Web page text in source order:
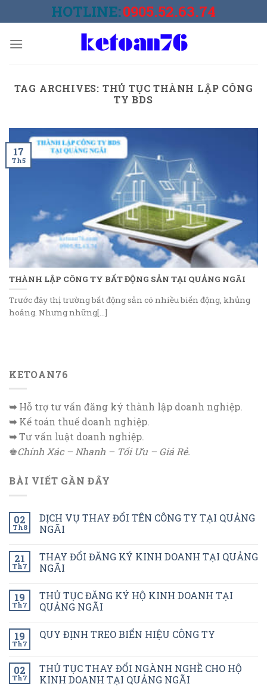
to
HOTLINE:0905.52.63.74
TAG ARCHIVES: THỦ TỤC THÀNH LẬP CÔNG
TY BDS
THÀNH LẬP CÔNG TY BẤT ĐỘNG SẢN TẠI QUẢNG NGÃI
Trước đây thị trường bất động sản có nhiều biến động, khủng
hoảng. Nhưng những[...]
17
Th5
KETOAN76
➥Hỗ trợ tư vấn đăng ký thành lập doanh nghiệp.
➥Kế toán thuế doanh nghiệp.
➥Tư vấn luật doanh nghiệp.
♚Chính Xác – Nhanh – Tối Ưu – Giá Rẻ.
BÀI VIẾT GẦN ĐÂY
02
Th8
DỊCH VỤ THAY ĐỔI TÊN CÔNG TY TẠI QUẢNG
NGÃI
21
Th7
THAY ĐỔI ĐĂNG KÝ KINH DOANH TẠI QUẢNG
NGÃI
19
Th7
THỦ TỤC ĐĂNG KÝ HỘ KINH DOANH TẠI
QUẢNG NGÃI
19
Th7
QUY ĐỊNH TREO BIỂN HIỆU CÔNG TY
02
Th7
THỦ TỤC THAY ĐỔI NGÀNH NGHỀ CHO HỘ
KINH DOANH TẠI QUẢNG NGÃI